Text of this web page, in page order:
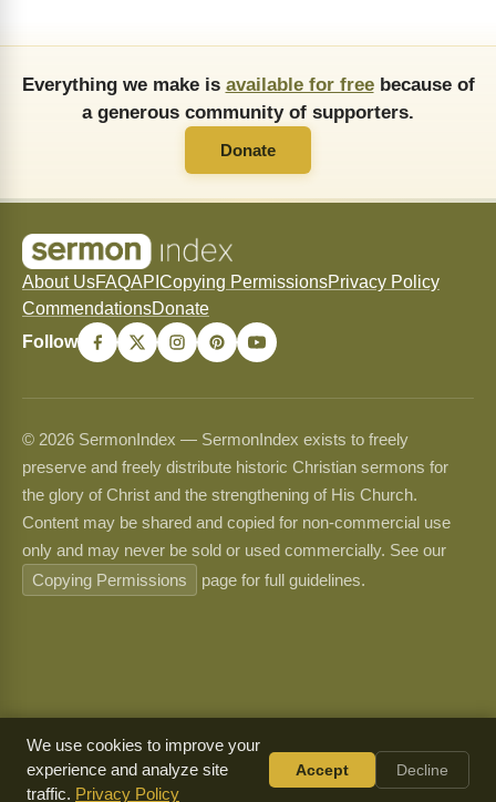
Everything we make is available for freebecause of
a generous community of supporters.
Donate
About UsFAQAPI Copying PermissionsPrivacy Policy
CommendationsDonate
Follow
© 2026 SermonIndex — SermonIndex exists to freely
preserve and freely distribute historic Christian sermons for
the glory of Christ and the strengthening of His Church.
Content may be shared and copied for non-commercial use
only and may never be sold or used commercially. See our
Copying Permissions
page for full guidelines.
We use cookies to improve your
experience and analyze site
traffic. Privacy Policy
Accept Decline